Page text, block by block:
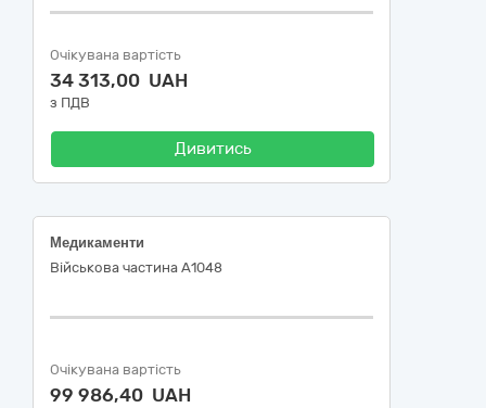
Очікувана вартість
34 313,00 UAH
з ПДВ
Дивитись
Медикаменти
Військова частина А1048
Очікувана вартість
99 986,40 UAH